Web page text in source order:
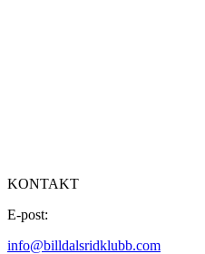
KONTAKT
E-post:
info@billdalsridklubb.com